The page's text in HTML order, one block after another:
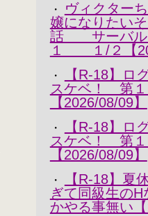
・
ヴィクター
嬢になりたい
話 サーバル
１ １/２【
・
【R-18】ロ
スケベ！ 第
【2026/08/09】
・
【R-18】ロ
スケベ！ 第
【2026/08/09】
・
【R-18】夏
ぎて同級生の
かやる事無い【